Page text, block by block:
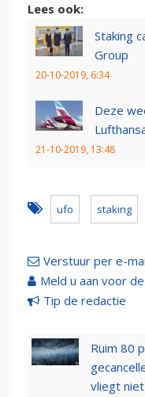
Lees ook:
Staking
Group
20-10-2019, 6:34
Deze
21-10-2019, 13:48
ufo staking
Verstuur per e-
Meld u aan voor
Tip de redactie
Ruim 80
vliegt niet